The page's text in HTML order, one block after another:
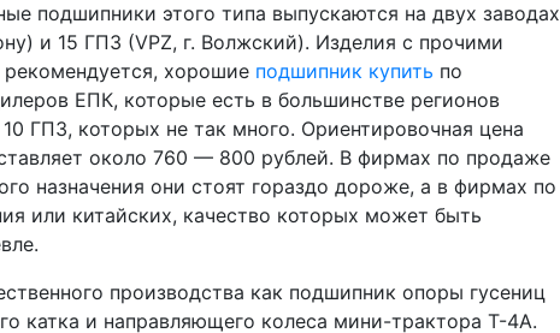
подшипники этого типа выпускаются на двух заводах
и 15 ГПЗ (VPZ, г. Волжский). Изделия с прочими
хорошие подшипник купить по
ЕПК, которые есть в большинстве регионов
ГПЗ, которых не так много. Ориентировочная цена
около 760 — 800 рублей. В фирмах по продаже
назначения они стоят гораздо дороже, а в фирмах по
или китайских, качество которых может быть
производства как подшипник опоры гусениц
катка и направляющего колеса мини-трактора Т-4А.